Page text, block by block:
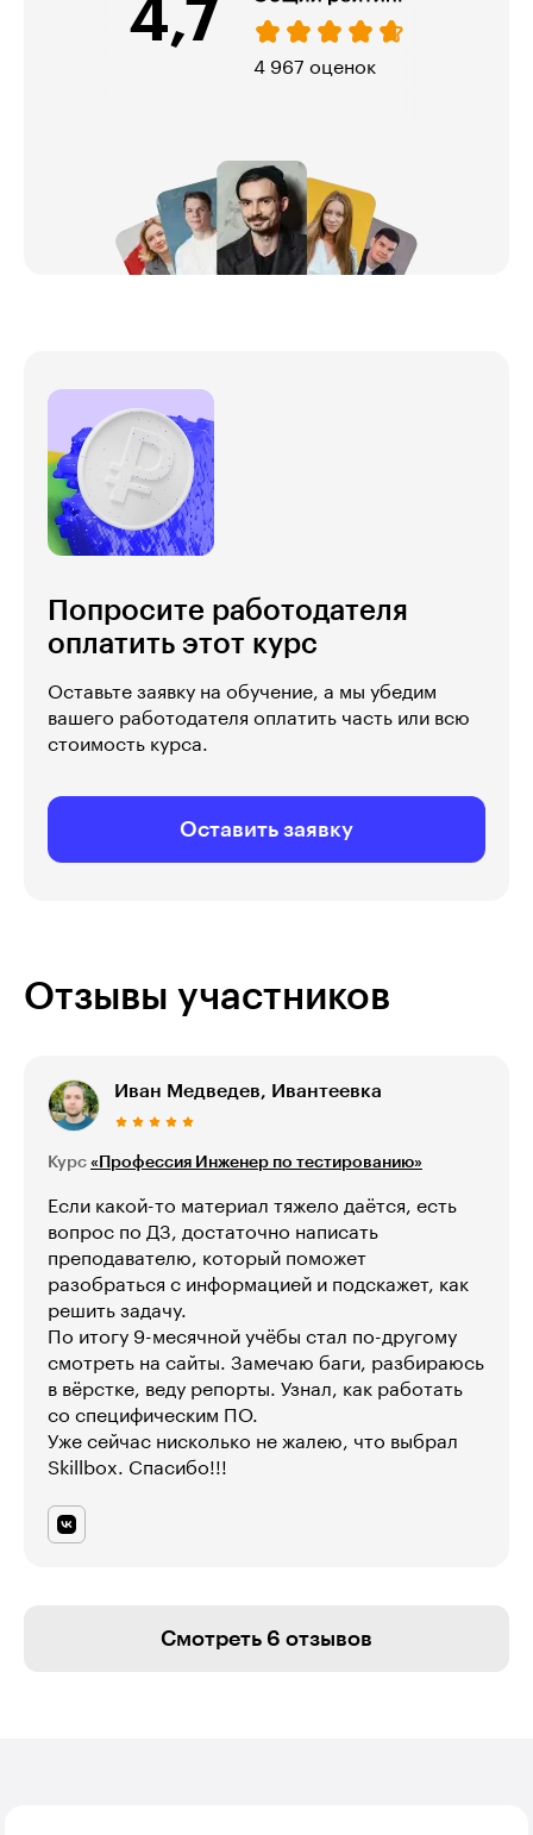
4,7
974 оценки
Попросите работодателя
оплатить этот курс
Оставьте заявку на обучение, а мы убедим
вашего работодателя оплатить часть или всю
стоимость курса.
Оставить заявку
Отзывы участников
Иван Медведев, Ивантеевка
Курс «Профессия Инженер по тестированию»
Если какой-то материал тяжело даётся, есть
вопрос по ДЗ, достаточно написать
преподавателю, который поможет
разобраться с информацией и подскажет, как
решить задачу.
По итогу 9-месячной учёбы стал по-другому
смотреть на сайты. Замечаю баги, разбираюсь
в вёрстке, веду репорты. Узнал, как работать
со специфическим ПО.
Уже сейчас нисколько не жалею, что выбрал
Skillbox. Спасибо!!!
Смотреть 6 отзывов